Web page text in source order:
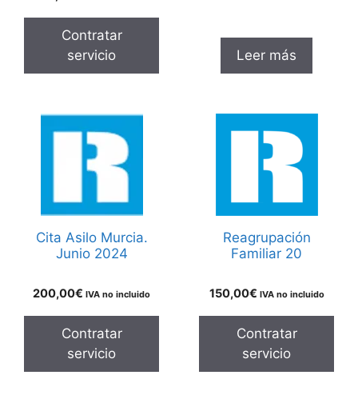
Contratar
servicio
Leer más
Cita Asilo Murcia.
Junio 2024
200,00€ IVA no incluido
Contratar
servicio
Reagrupación
Familiar 20
150,00€ IVA no incluido
Contratar
servicio